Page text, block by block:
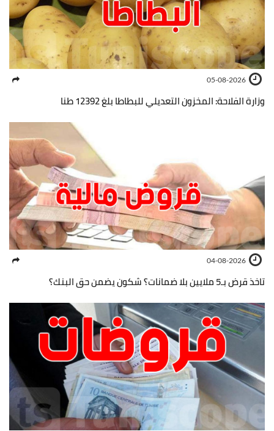
05-08-2026
وزارة الفلاحة: المخزون التعديلي للبطاطا بلغ 12392 طنا
04-08-2026
تاخذ قرض بـ5 ملايين بلا ضمانات؟ شكون يضمن حق البنك؟